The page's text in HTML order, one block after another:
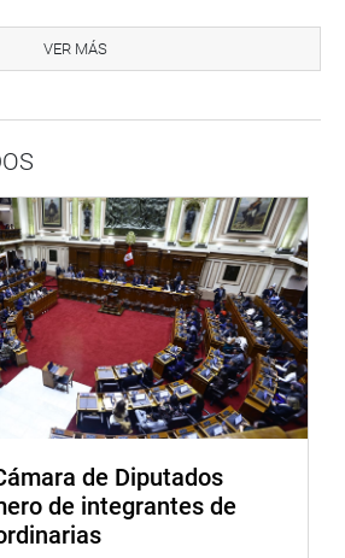
de la Asociación de
Pacificación y Defensores de la
diversos temas de coyuntura
VER MÁS
de Diputados
de integrantes de